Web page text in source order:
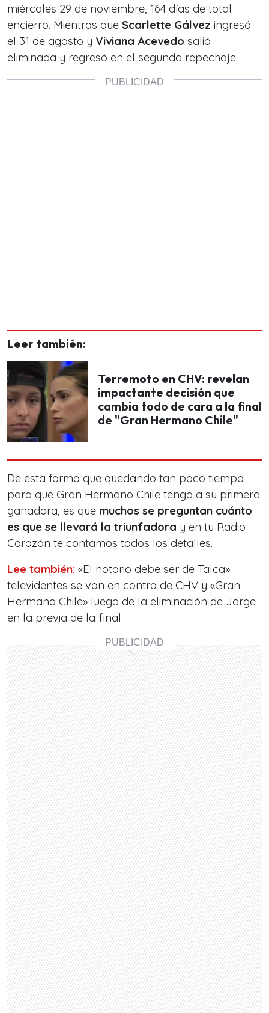
miércoles 29 de noviembre, 164 días de total
encierro. Mientras que Scarlette Gálvez ingresó
el 31 de agosto y Viviana Acevedo salió
eliminada y regresó en el segundo repechaje.
Leer también:
Terremoto en CHV: revelan
impactante decisión que
cambia todo de cara a la final
de "Gran Hermano Chile"
De esta forma que quedando tan poco tiempo
para que Gran Hermano Chile tenga a su primera
ganadora, es que muchos se preguntan cuánto
es que se llevará la triunfadora y en tu Radio
Corazón te contamos todos los detalles.
Lee también: «El notario debe ser de Talca»:
televidentes se van en contra de CHV y «Gran
Hermano Chile» luego de la eliminación de Jorge
en la previa de la final